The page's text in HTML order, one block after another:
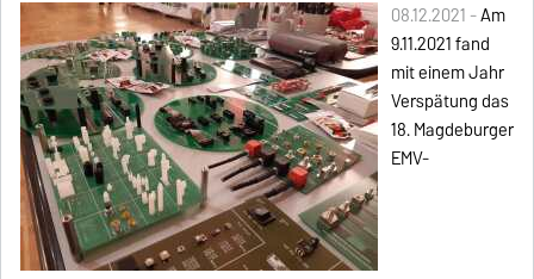
08.12.2021 -Am
9.11.2021 fand
mit einem Jahr
Verspätung das
18. Magdeburger
EMV-